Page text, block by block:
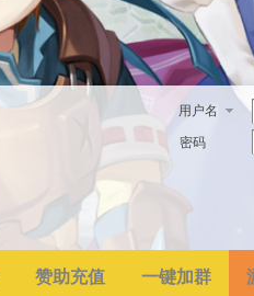
用户名
密码
赞助充值 一键加群